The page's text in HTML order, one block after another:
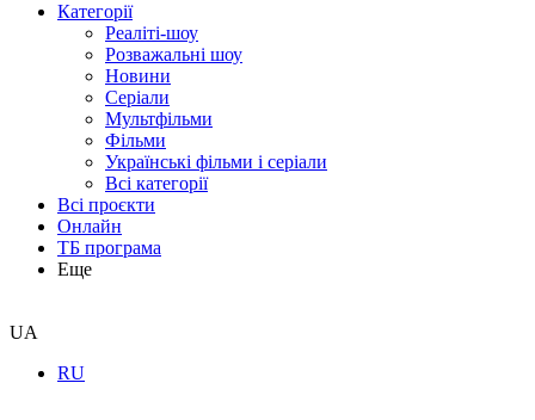
Категорії
Реаліті-шоу
Розважальні шоу
Новини
Серіали
Мультфільми
Фільми
Українські фільми і серіали
Всі категорії
Всі проєкти
Онлайн
ТБ програма
Еще
UA
RU